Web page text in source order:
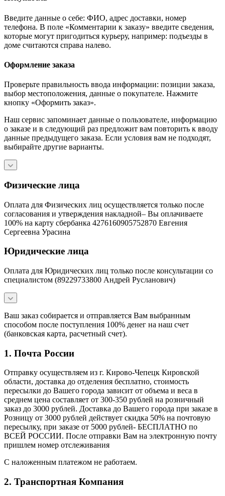
Введите данные о себе: ФИО, адрес доставки, номер
телефона. В поле «Комментарии к заказу» введите сведения,
которые могут пригодиться курьеру, например: подъезды в
доме считаются справа налево.
Оформление заказа
Проверьте правильность ввода информации: позиции заказа,
выбор местоположения, данные о покупателе. Нажмите
кнопку «Оформить заказ».
Наш сервис запоминает данные о пользователе, информацию
о заказе и в следующий раз предложит вам повторить к вводу
данные предыдущего заказа. Если условия вам не подходят,
выбирайте другие варианты.
Физические лица
Оплата для Физических лиц осуществляется только после
согласования и утверждения накладной– Вы оплачиваете
100% на карту сбербанка 4276160905752870 Евгения
Сергеевна Урасина
Юридические лица
Оплата для Юридических лиц только после консультации со
специалистом (89229733800 Андрей Русланович)
Ваш заказ собирается и отправляется Вам выбранным
способом после поступления 100% денег на наш счет
(банковская карта, расчетный счет).
1. Почта России
Отправку осуществляем из г. Кирово-Чепецк Кировской
области, доставка до отделения бесплатно, стоимость
пересылки до Вашего города зависит от объема и веса в
среднем цена составляет от 300-350 рублей на розничный
заказ до 3000 рублей. Доставка до Вашего города при заказе в
Розницу от 3000 рублей действует скидка 50% на почтовую
пересылку, при заказе от 5000 рублей- БЕСПЛАТНО по
ВСЕЙ РОССИИ. После отправки Вам на электронную почту
пришлем номер отслеживания
С наложенным платежом не работаем.
2. Транспортная Компания